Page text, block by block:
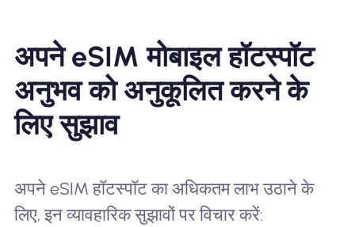
अपने eSIM मोबाइल हॉटस्पॉट
अनुभव को अनुकूलित करने के
लिए सुझाव
अपने eSIM हॉटस्पॉट का अधिकतम लाभ उठाने के
लिए, इन व्यावहारिक सुझावों पर विचार करें: